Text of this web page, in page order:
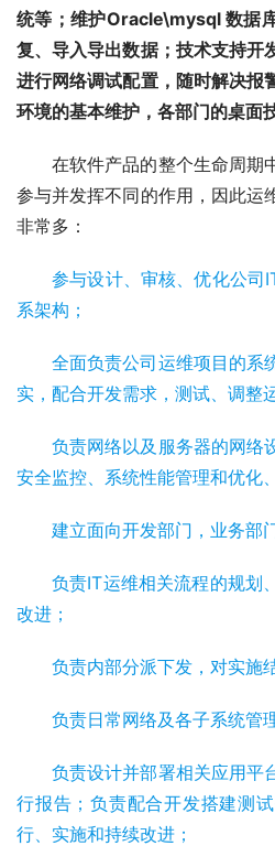
统等；维护Oracle\mysql 数据
复、导入导出数据；技术支持开
进行网络调试配置，随时解决报
环境的基本维护，各部门的桌面
在软件产品的整个生命周期
参与并发挥不同的作用，因此运
非常多：
参与设计、审核、优化公司
系架构；
全面负责公司运维项目的系
实，配合开发需求，测试、调整
负责网络以及服务器的网络
安全监控、系统性能管理和优化
建立面向开发部门，业务部
负责IT运维相关流程的规划
改进；
负责内部分派下发，对实施
负责日常网络及各子系统管
负责设计并部署相关应用平
行报告；负责配合开发搭建测
行、实施和持续改进；